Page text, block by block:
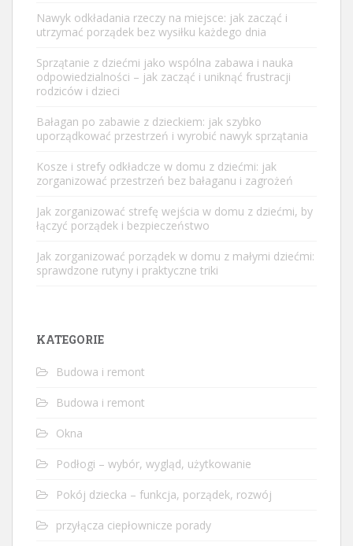
Nawyk odkładania rzeczy na miejsce: jak zacząć i
utrzymać porządek bez wysiłku każdego dnia
Sprzątanie z dziećmi jako wspólna zabawa i nauka
odpowiedzialności – jak zacząć i uniknąć frustracji
rodziców i dzieci
Bałagan po zabawie z dzieckiem: jak szybko
uporządkować przestrzeń i wyrobić nawyk sprzątania
Kosze i strefy odkładcze w domu z dziećmi: jak
zorganizować przestrzeń bez bałaganu i zagrożeń
Jak zorganizować strefę wejścia w domu z dziećmi, by
łączyć porządek i bezpieczeństwo
Jak zorganizować porządek w domu z małymi dziećmi:
sprawdzone rutyny i praktyczne triki
KATEGORIE
Budowa i remont
Budowa i remont
Okna
Podłogi – wybór, wygląd, użytkowanie
Pokój dziecka – funkcja, porządek, rozwój
przyłącza ciepłownicze porady